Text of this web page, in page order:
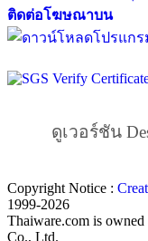
ติดต่อโฆษณาบน
ดูเวอร์ชัน
Copyright Notice :
1999-2026
Thaiware.com is
Co., Ltd.